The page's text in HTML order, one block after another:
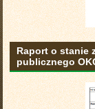
Raport o stanie
publicznego